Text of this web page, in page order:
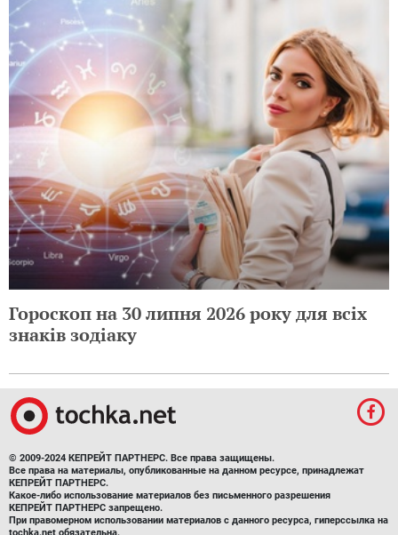
Гороскоп на 30 липня 2026 року для всіх
знаків зодіаку
© 2009-2024 КЕПРЕЙТ ПАРТНЕРС. Все права защищены.
Все права на материалы, опубликованные на данном ресурсе, принадлежат
КЕПРЕЙТ ПАРТНЕРС.
Какое-либо использование материалов без письменного разрешения
КЕПРЕЙТ ПАРТНЕРС запрещено.
При правомерном использовании материалов с данного ресурса, гиперссылка на